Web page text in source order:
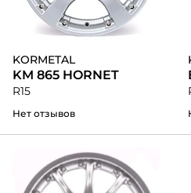
KORMETAL
KM 865 HORNET
R15
Нет отзывов